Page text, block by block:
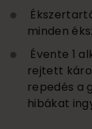
minden
Évente 1
rejtett
repedés a
hibákat